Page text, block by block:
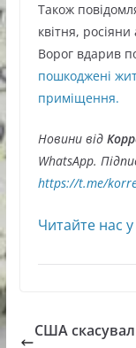
Також
квітня,
Ворог вдарив
пошкоджені
приміщення.
Новини від
WhatsApp.
https://t.me/
Читайте нас
США